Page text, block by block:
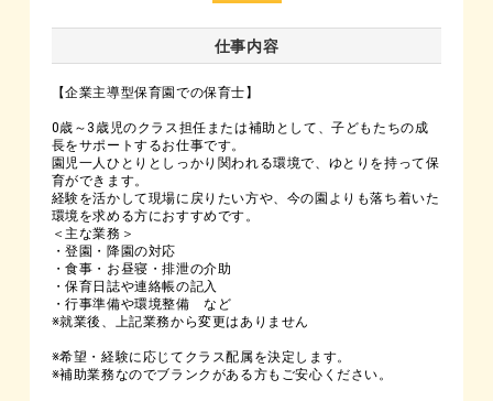
仕事内容
【企業主導型保育園での保育士】
0歳～3歳児のクラス担任または補助として、子どもたちの成
長をサポートするお仕事です。
園児一人ひとりとしっかり関われる環境で、ゆとりを持って保
育ができます。
経験を活かして現場に戻りたい方や、今の園よりも落ち着いた
環境を求める方におすすめです。
＜主な業務＞
・登園・降園の対応
・食事・お昼寝・排泄の介助
・保育日誌や連絡帳の記入
・行事準備や環境整備 など
※就業後、上記業務から変更はありません
※希望・経験に応じてクラス配属を決定します。
※補助業務なのでブランクがある方もご安心ください。